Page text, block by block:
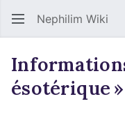
Nephilim Wiki
ésotérique »